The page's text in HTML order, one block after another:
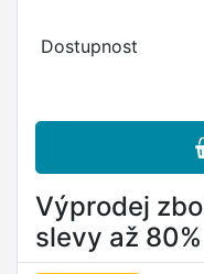
Dostupnost
Výprodej
slevy až 80%